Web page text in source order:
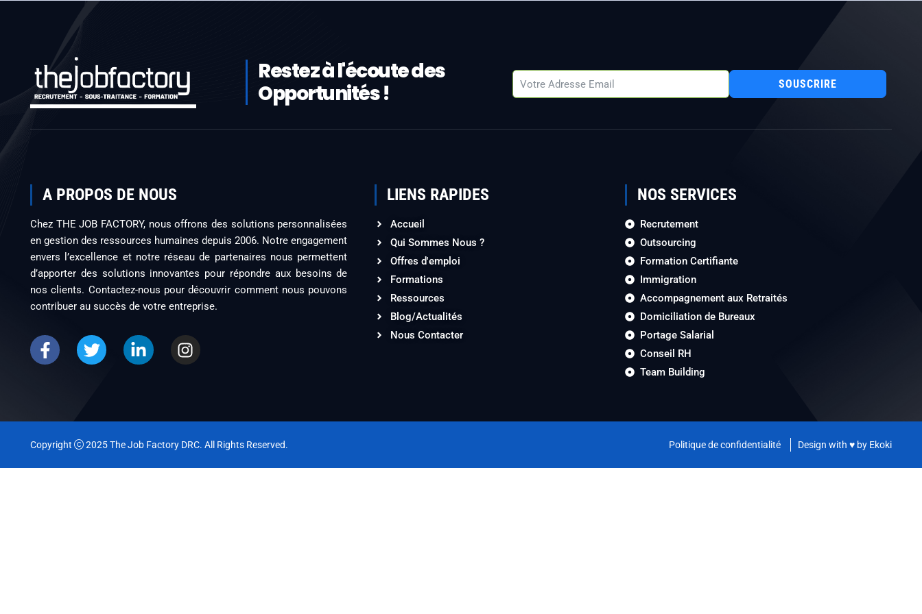
Restez à l'écoute des
Opportunités !
SOUSCRIRE
A PROPOS DE NOUS
Chez THE JOB FACTORY, nous offrons des solutions personnalisées
en gestion des ressources humaines depuis 2006. Notre engagement
envers l’excellence et notre réseau de partenaires nous permettent
d’apporter des solutions innovantes pour répondre aux besoins de
nos clients. Contactez-nous pour découvrir comment nous pouvons
contribuer au succès de votre entreprise.
LIENS RAPIDES
Accueil
Qui Sommes Nous ?
Offres d'emploi
Formations
Ressources
Blog/Actualités
Nous Contacter
NOS SERVICES
Recrutement
Outsourcing
Formation Certifiante
Immigration
Accompagnement aux Retraités
Domiciliation de Bureaux
Portage Salarial
Conseil RH
Team Building
Copyright 2025The Job Factory DRC. All Rights Reserved. Politique de confidentialité Design with ♥ by Ekoki